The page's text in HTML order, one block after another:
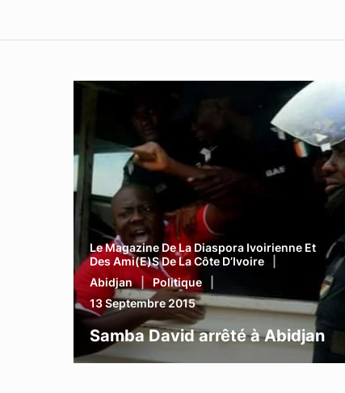
Le Magazine De La Diaspora Ivoirienne Et
Des Ami(e)s De La Côte D’Ivoire
Abidjan
Politique
13 Septembre 2015
Samba David arrêté à Abidjan